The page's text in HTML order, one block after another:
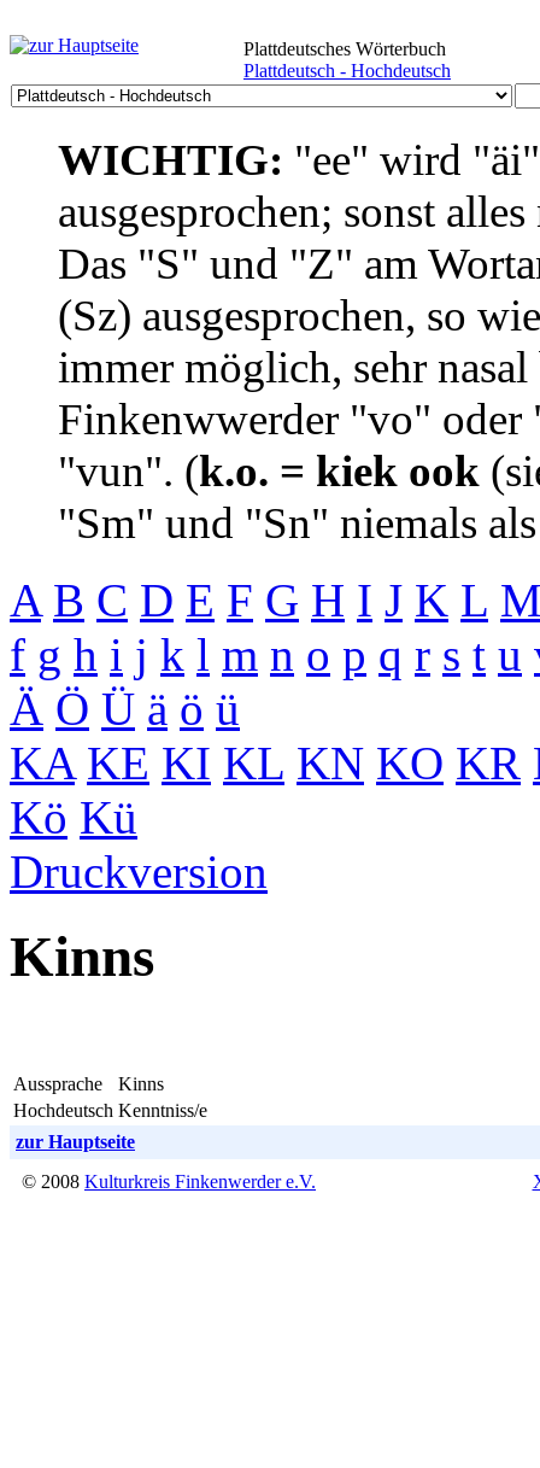
Plattdeutsches Wörterbuch
Plattdeutsch - Hochdeutsch
WICHTIG: "ee" wird
ausgesprochen; sonst
Das "S" und "Z" am
(Sz) ausgesprochen, so
immer möglich, sehr
Finkenwwerder "vo"
"vun". (k.o. = kiek ook
"Sm" und "Sn" niemals
A B C D E F G H I J K L
f g h i j k l m n o p q r s t u
Ä Ö Ü ä ö ü
KA KE KI KL KN KO KR
Kö Kü
Druckversion
Kinns
Aussprache
Kinns
Hochdeutsch Kenntniss/e
zur Hauptseite
© 2008 Kulturkreis Finkenwerder e.V.